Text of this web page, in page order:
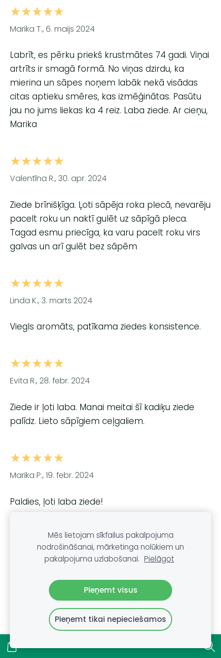
★★★★★
Marika T., 6. maijs 2024
Labrīt, es pērku priekš krustmātes 74 gadi. Viņai
artrīts ir smagā formā. No viņas dzirdu, ka
mierina un sāpes noņem labāk nekā visādas
citas aptieku smēres, kas izmēģinātas. Pasūtu
jau no jums liekas ka 4 reiz. Laba ziede. Ar cieņu,
Marika
★★★★★
Valentīna R., 30. apr. 2024
Ziede brīnišķīga. Ļoti sāpēja roka plecā, nevarēju
pacelt roku un naktī gulēt uz sāpīgā pleca.
Tagad esmu priecīga, ka varu pacelt roku virs
galvas un arī gulēt bez sāpēm
★★★★★
Linda K., 3. marts 2024
Viegls aromāts, patīkama ziedes konsistence.
★★★★★
Evita R., 28. febr. 2024
Ziede ir ļoti laba. Manai meitai šī kadiķu ziede
palīdz. Lieto sāpīgiem ceļgaliem.
★★★★★
Marika P., 19. febr. 2024
Paldies, ļoti laba ziede!
★★★★★
Ilma O., 15. febr. 2024
Ziede tiešām palīdz!
Mēs lietojam sīkfailus pakalpojuma
nodrošināšanai, mārketinga nolūkiem un
pakalpojuma uzlabošanai. Pielāgot
Pieņemt visus
Pieņemt tikai nepieciešamos